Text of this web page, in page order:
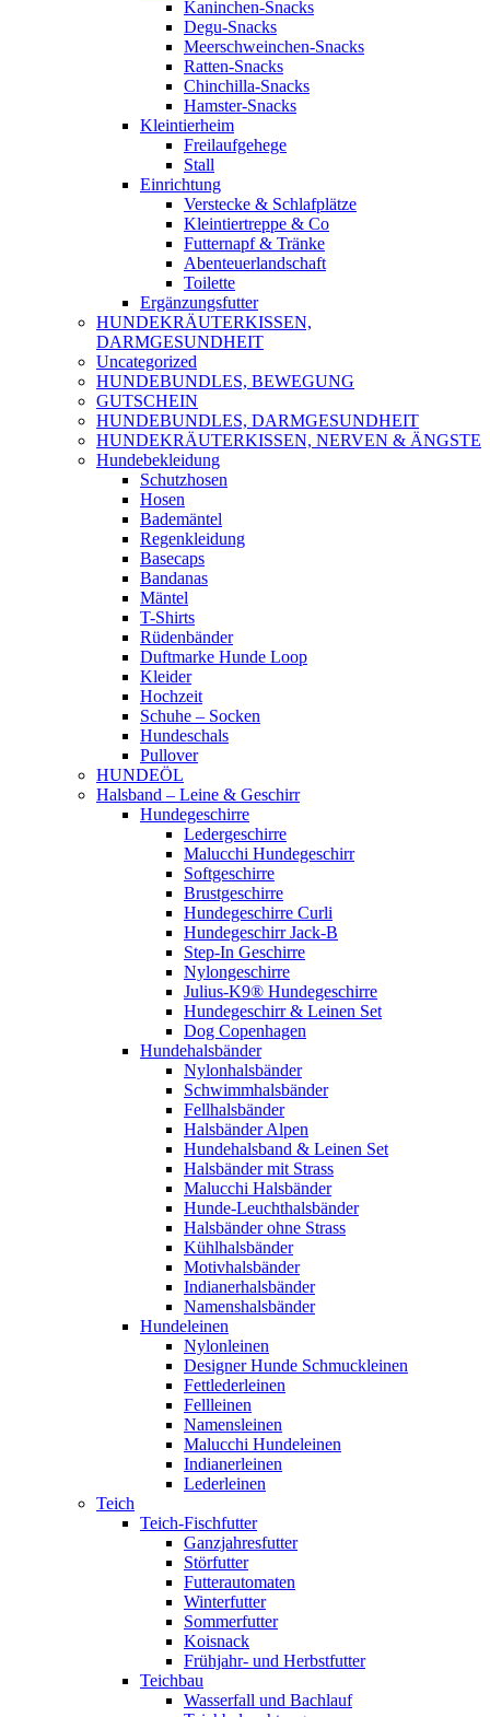
Kaninchen-Snacks
Degu-Snacks
Meerschweinchen-Snacks
Ratten-Snacks
Chinchilla-Snacks
Hamster-Snacks
Kleintierheim
Freilaufgehege
Stall
Einrichtung
Verstecke & Schlafplätze
Kleintiertreppe & Co
Futternapf & Tränke
Abenteuerlandschaft
Toilette
Ergänzungsfutter
HUNDEKRÄUTERKISSEN,
DARMGESUNDHEIT
Uncategorized
HUNDEBUNDLES, BEWEGUNG
GUTSCHEIN
HUNDEBUNDLES, DARMGESUNDHEIT
HUNDEKRÄUTERKISSEN, NERVEN & ÄNGSTE
Hundebekleidung
Schutzhosen
Hosen
Bademäntel
Regenkleidung
Basecaps
Bandanas
Mäntel
T-Shirts
Rüdenbänder
Duftmarke Hunde Loop
Kleider
Hochzeit
Schuhe – Socken
Hundeschals
Pullover
HUNDEÖL
Halsband – Leine & Geschirr
Hundegeschirre
Ledergeschirre
Malucchi Hundegeschirr
Softgeschirre
Brustgeschirre
Hundegeschirre Curli
Hundegeschirr Jack-B
Step-In Geschirre
Nylongeschirre
Julius-K9® Hundegeschirre
Hundegeschirr & Leinen Set
Dog Copenhagen
Hundehalsbänder
Nylonhalsbänder
Schwimmhalsbänder
Fellhalsbänder
Halsbänder Alpen
Hundehalsband & Leinen Set
Halsbänder mit Strass
Malucchi Halsbänder
Hunde-Leuchthalsbänder
Halsbänder ohne Strass
Kühlhalsbänder
Motivhalsbänder
Indianerhalsbänder
Namenshalsbänder
Hundeleinen
Nylonleinen
Designer Hunde Schmuckleinen
Fettlederleinen
Fellleinen
Namensleinen
Malucchi Hundeleinen
Indianerleinen
Lederleinen
Teich
Teich-Fischfutter
Ganzjahresfutter
Störfutter
Futterautomaten
Winterfutter
Sommerfutter
Koisnack
Frühjahr- und Herbstfutter
Teichbau
Wasserfall und Bachlauf